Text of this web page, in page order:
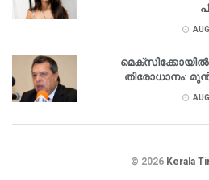
മെക്‌സിക്കോയിൽ
തിരോധാനം:
© 2026 Kerala